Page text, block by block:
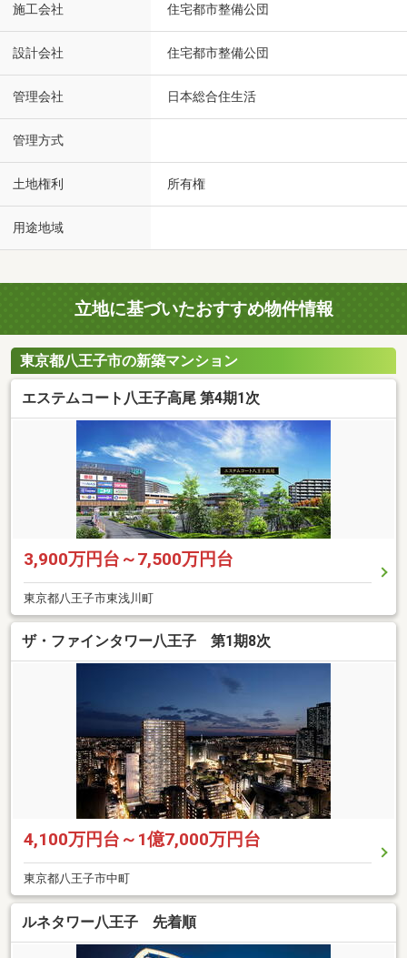
施工会社 住宅都市整備公団
設計会社 住宅都市整備公団
管理会社 日本総合住生活
管理方式
土地権利 所有権
用途地域
立地に基づいたおすすめ物件情報
東京都八王子市の新築マンション
エステムコート八王子高尾 第4期1次
3,900万円台～7,500万円台
東京都八王子市東浅川町
ザ・ファインタワー八王子 第1期8次
4,100万円台～1億7,000万円台
東京都八王子市中町
ルネタワー八王子 先着順